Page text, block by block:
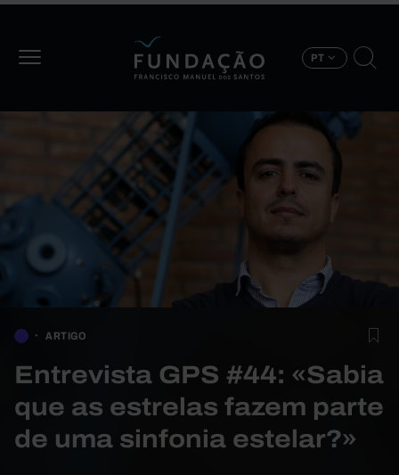
PT
ARTIGO
Entrevista GPS #44: «Sabia
que as estrelas fazem parte
de uma sinfonia estelar?»